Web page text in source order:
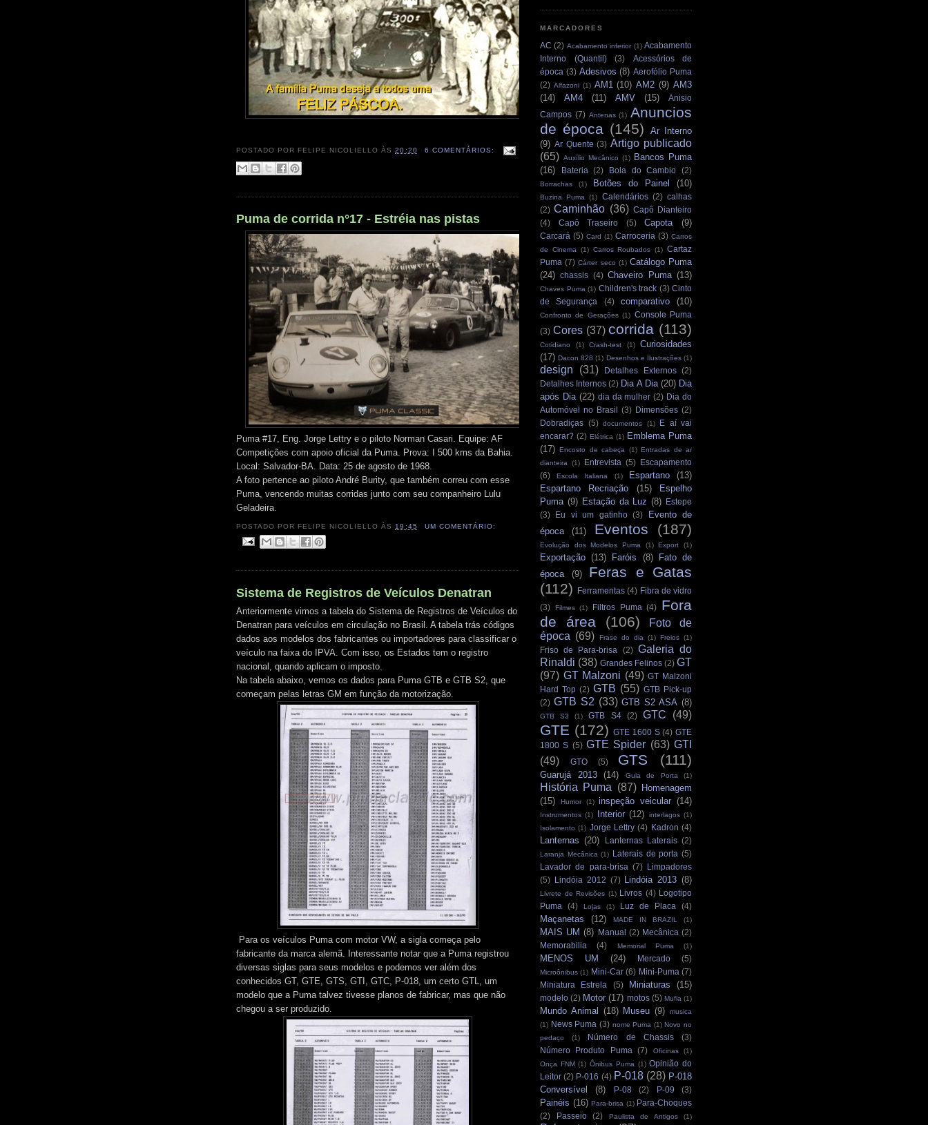
POSTADO POR FELIPE NICOLIELLO ÀS20:20 6 COMENTÁRIOS:
Puma de corrida n°17 - Estréia nas pistas
Puma #17, Eng. Jorge Lettry e o piloto Norman Casari. Equipe: AF
Competições com apoio oficial da Puma. Prova: I 500 kms da Bahia.
Local: Salvador-BA. Data: 25 de agosto de 1968.
A foto pertence ao piloto André Burity, que também correu com esse
Puma, vencendo muitas corridas junto com seu companheiro Lulu
Geladeira.
POSTADO POR FELIPE NICOLIELLO ÀS 19:45 UM COMENTÁRIO:
Sistema de Registros de Veículos Denatran
Anteriormente vimos a tabela do Sistema de Registros de Veículos do
Denatran para veículos em circulação no Brasil. A tabela trás códigos
dados aos modelos dos fabricantes ou importadores para classificar o
veículo na faixa do IPVA. Com isso, os Estados tem o registro
nacional, quando aplicam o imposto.
Na tabela abaixo, vemos os dados para Puma GTB e GTB S2, que
começam pelas letras GM em função da motorização.
Para os veículos Puma com motor VW, a sigla começa pelo
fabricante da marca alemã. Interessante notar que a Puma registrou
diversas siglas para seus modelos e podemos ver além dos
conhecidos GT, GTE, GTS, GTI, GTC, P-018, um certo GTL, um
modelo que a Puma talvez tivesse planos de fabricar, mas que não
chegou a ser produzido.
MARCADORES
AC (2) Acabamento inferior (1) Acabamento
Interno (Quantil)
(3)
Acessórios de
época (3) Adesivos (8) Aerofólio Puma
(2) Alfazoni (1) AM1 (10) AM2 (9) AM3
(14)
AM4 (11) AMV (15)
Anisio
Campos (7) Antenas (1) Anuncios
de época (145)
Ar Interno
(9) Ar Quente (3) Artigo publicado
(65) Auxílio Mecânico (1)
Bancos Puma
(16)
Bateria (2) Bola do Cambio (2)
Borrachas (1) Botões do Painel (10)
Buzina Puma (1) Calendários (2) calhas
(2) Caminhão (36) Capô Dianteiro
(4)
Capô Traseiro (5) Capota (9)
Carcará (5) Card (1) Carroceria (3) Carros
de Cinema
(1) Carros Roubados (1) Cartaz
Puma (7) Cárter seco (1) Catálogo Puma
(24) chassis (4) Chaveiro Puma (13)
Chaves Puma (1) Children's track (3) Cinto
de Segurança
(4) comparativo (10)
Confronto de Gerações (1) Console Puma
(3) Cores (37) corrida (113)
Cotidiano (1) Crash-test (1)
Curiosidades
(17) Dacon 828 (1) Desenhos e Ilustrações (1)
design (31) Detalhes Externos (2)
Detalhes Internos (2) Dia A Dia (20) Dia
após Dia (22) dia da mulher (2) Dia do
Automóvel no Brasil (3) Dimensões (2)
Dobradiças (5) documentos (1)
E aí vai
encarar? (2) Elétrica (1) Emblema Puma
(17) Encosto de cabeça (1) Entradas de ar
dianteira
(1) Entrevista (5) Escapamento
(6)
Escola Italiana (1) Espartano
(13)
Espartano Recriação
(15)
Espelho
Puma (9) Estação da Luz (8) Estepe
(3)
Eu vi um gatinho (3)
Evento de
época
(11) Eventos (187)
Evolução dos Modelos Puma (1) Export (1)
Exportação (13) Faróis (8)
Fato de
época
(9)
Feras e Gatas
(112)
Ferramentas (4) Fibra de vidro
(3)
Filmes (1) Filtros Puma (4)
Fora
de área
(106)
Foto de
época (69) Frase do dia (1) Freios (1)
Friso de Para-brisa (2) Galeria do
Rinaldi (38) Grandes Felinos (2) GT
(97) GT Malzoni (49) GT Malzoni
Hard Top (2) GTB (55) GTB Pick-up
(2) GTB S2 (33) GTB S2 ASA (8)
GTB S3 (1) GTB S4 (2) GTC (49)
GTE (172) GTE 1600 S (4) GTE
1800 S (5) GTE Spider (63) GTI
(49)
GTO (5) GTS (111)
Guarujá 2013 (14) Guia de Porta (1)
História Puma (87)
Homenagem
(15)
Humor (1) inspeção veicular (14)
Instrumentos (1) Interior (12) interlagos (1)
Isolamento (1) Jorge Lettry (4) Kadron (4)
Lanternas (20) Lanternas Laterais (2)
Laranja Mecânica (1) Laterais de porta (5)
Lavador de para-brisa (7) Limpadores
(5) Lindóia 2012 (7) Lindóia 2013 (8)
Livrete de Revisões (1) Livros (4) Logotipo
Puma
(4) Lojas (1) Luz de Placa (4)
Maçanetas (12) MADE IN BRAZIL (1)
MAIS UM (8) Manual (2) Mecânica (2)
Memorabilia
(4) Memorial Puma (1)
MENOS UM (24) Mercado (5)
Microônibus (1) Mini-Car (6) Mini-Puma (7)
Miniatura Estrela
(5) Miniaturas (15)
modelo (2) Motor (17) motos (5) Mufla (1)
Mundo Animal (18) Museu (9)
musica
(1) News Puma (3) nome Puma (1) Novo no
pedaço
(1) Número de Chassis
(3)
Número Produto Puma
(7) Oficinas
(1)
Onça FNM (1) Ônibus Puma (1) Opinião do
Leitor (2) P-016 (4) P-018 (28) P-018
Conversível
(8) P-08 (2) P-09 (3)
Painéis (16) Para-brisa (1) Para-Choques
(2)
Passeio (2) Paulista de Antigos (1)